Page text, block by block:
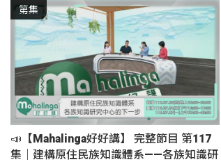
第集
📣【Mahalinga好好講】 完整節目 第117
集｜建構原住民族知識體系——各族知識研